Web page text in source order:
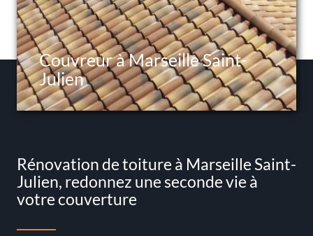
Couvreur à Marseille Saint-
Julien
Rénovation de toiture à Marseille Saint-
Julien, redonnez une seconde vie à
votre couverture